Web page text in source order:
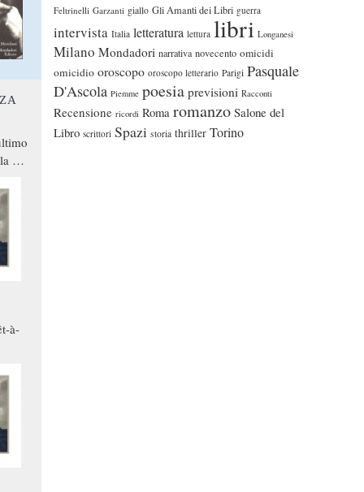
Feltrinelli Garzanti giallo Gli Amanti dei Libri guerra
intervista Italia letteratura lettura libri Longanesi
Milano Mondadori narrativa novecento omicidi
omicidio oroscopo oroscopo letterario Parigi Pasquale
D'Ascola Piemme poesia previsioni Racconti
Recensione ricordi Roma romanzo Salone del
Libro scrittori Spazi storia thriller Torino
a
à-